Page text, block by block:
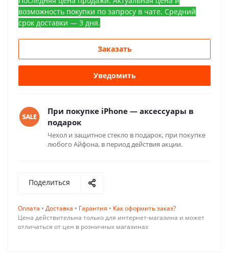
возможность покупки по запросу в чате. Средний
срок доставки — 3 дня.
Заказать
Уведомить
При покупке iPhone — аксессуары в
подарок
Чехол и защитное стекло в подарок, при покупке
любого Айфона, в период действия акции.
Поделиться
Оплата • Доставка • Гарантия • Как оформить заказ?
Цена действительна только для интернет-магазина и может
отличаться от цен в розничных магазинах